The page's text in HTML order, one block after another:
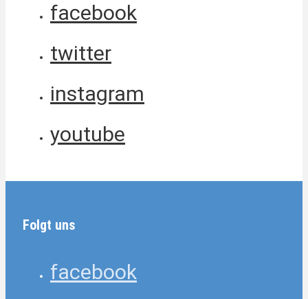
facebook
twitter
instagram
youtube
Folgt uns
facebook